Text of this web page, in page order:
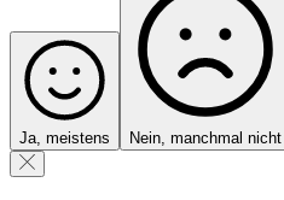
Ja, meistens Nein, manchmal nicht